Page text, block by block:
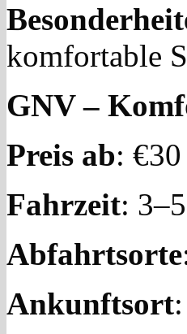
komfortable
GNV –
Preis ab: €30
Fahrzeit:
Abfahrtsorte
Ankunftsort